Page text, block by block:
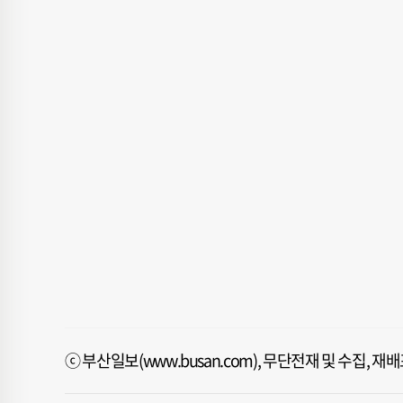
ⓒ 부산일보(www.busan.com), 무단전재 및 수집, 재